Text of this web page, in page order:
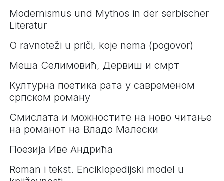
Modernismus und Mythos in der serbischer
Literatur
O ravnoteži u priči, koje nema (pogovor)
Меша Селимовић, Дервиш и смрт
Културна поетика рата у савременом
српском роману
Смислата и можностите на ново читање
на романот на Владо Малески
Поезија Иве Андрића
Roman i tekst. Enciklopedijski model u